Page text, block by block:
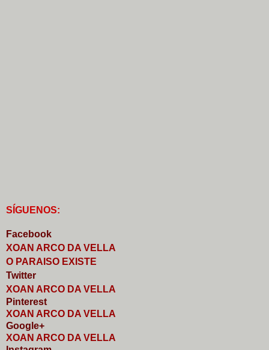
S GUENOS:
Facebook
XOAN ARCO DA VELLA
O PARAISO EXISTE
Twitter
XOAN ARCO DA VELLA
Pinterest
XOAN ARCO DA VELLA
Google+
XOAN ARCO DA VELLA